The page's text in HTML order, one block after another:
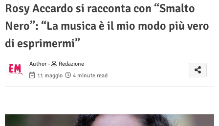
Rosy Accardo si racconta con “Smalto
Nero”: “La musica è il mio modo più vero
di esprimermi”
Author -
Redazione
11 maggio
4 minute read